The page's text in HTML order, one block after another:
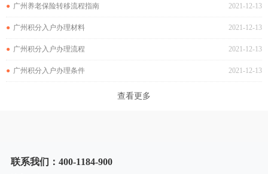
● 广州养老保险转移流程指南 2021-12-13
● 广州积分入户办理材料 2021-12-13
● 广州积分入户办理流程 2021-12-13
● 广州积分入户办理条件 2021-12-13
查看更多
联系我们：400-1184-900